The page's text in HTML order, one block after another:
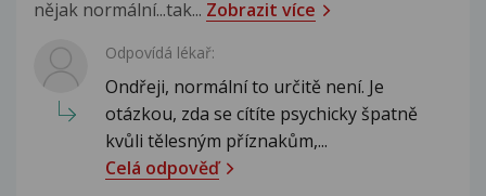
nějak normální...tak... Zobrazit více
Odpovídá lékař:
Ondřeji, normální to určitě není. Je
otázkou, zda se cítíte psychicky špatně
kvůli tělesným příznakům,...
Celá odpověď